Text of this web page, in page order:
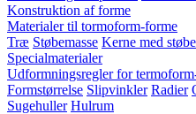
Konstruktion af forme
Materialer til tormoform-forme
Træ Støbemasse Kerne med
Specialmaterialer
Udformningsregler for
Formstørrelse Slipvinkler Radier
Sugehuller Hulrum